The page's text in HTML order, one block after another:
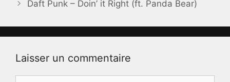
Daft Punk – Doin’ it Right (ft. Panda Bear)
Laisser un commentaire